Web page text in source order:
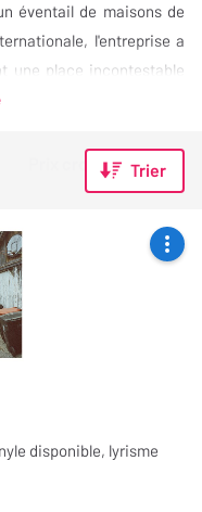
éventail de maisons de
l'entreprise a
une place incontestable
Trier
disponible, lyrisme